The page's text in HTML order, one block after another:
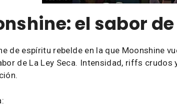
el sabor
de espíritu rebelde en la que Moonshine
de La Ley Seca. Intensidad, riffs crudos